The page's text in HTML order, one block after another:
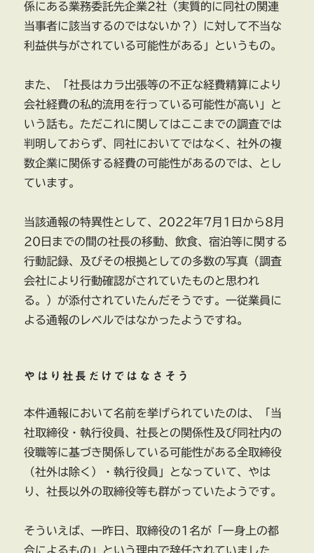
係にある業務委託先企業2社（実質的に同社の関連
当事者に該当するのではないか？）に対して不当な
利益供与がされている可能性がある」というもの。
また、「社長はカラ出張等の不正な経費精算により
会社経費の私的流用を行っている可能性が高い」と
いう話も。ただこれに関してはここまでの調査では
判明しておらず、同社においてではなく、社外の複
数企業に関係する経費の可能性があるのでは、とし
ています。
当該通報の特異性として、2022年7月1日から8月
20日までの間の社長の移動、飲食、宿泊等に関する
行動記録、及びその根拠としての多数の写真（調査
会社により行動確認がされていたものと思われ
る。）が添付されていたんだそうです。一従業員に
よる通報のレベルではなかったようですね。
やはり社長だけではなさそう
本件通報において名前を挙げられていたのは、「当
社取締役・執行役員、社長との関係性及び同社内の
役職等に基づき関係している可能性がある全取締役
（社外は除く）・執行役員」となっていて、やは
り、社長以外の取締役等も群がっていたようです。
そういえば、一昨日、取締役の1名が「一身上の都
合によるもの」という理由で辞任されていました